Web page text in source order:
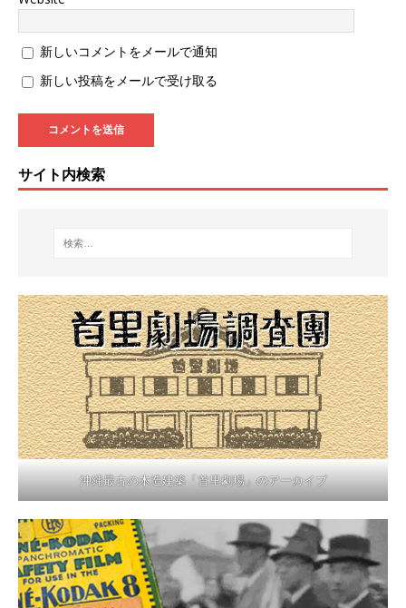
新しいコメントをメールで通知
新しい投稿をメールで受け取る
サイト内検索
沖縄最古の木造建築「首里劇場」のアーカイブ